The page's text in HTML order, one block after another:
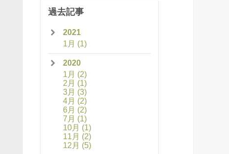
過去記事
2021
1月 (1)
2020
1月 (2)
2月 (1)
3月 (3)
4月 (2)
6月 (2)
7月 (1)
10月 (1)
11月 (2)
12月 (5)